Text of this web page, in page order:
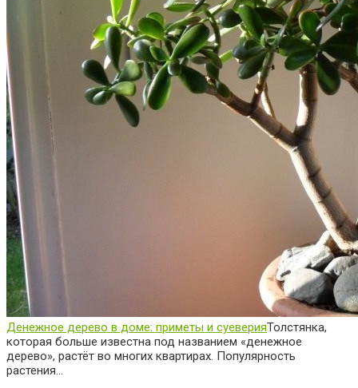
Денежное дерево в доме: приметы и суеверияТолстянка,
которая больше известна под названием «денежное
дерево», растёт во многих квартирах. Популярность
растения…